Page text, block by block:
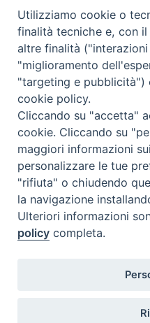
C.F. 94004060268
Orario di segreteria
Lunedì 17.30-19.30
Martedì 17.30-19.30
Mercoledì 17.30-19.30
Giovedì 17.30-19.30
Venerdì chiuso
Sabato 9.30-11.30
Privacy e sicurezza
Utilizziamo cookie o
finalità tecniche e, con
altre finalità
"miglioramento
"targeting e pubblicità")
cookie policy.
Cliccando su "accetta"
cookie. Cliccando su
maggiori informazioni
personalizzare le tue
"rifiuta" o chiudendo
la navigazione
Ulteriori informazioni
policy completa.